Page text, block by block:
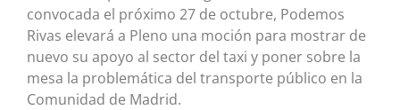
convocada el próximo 27 de octubre, Podemos
Rivas elevará a Pleno una moción para mostrar de
nuevo su apoyo al sector del taxi y poner sobre la
mesa la problemática del transporte público en la
Comunidad de Madrid.